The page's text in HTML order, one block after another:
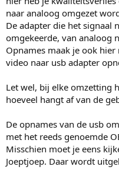
naar analoog omgezet
De adapter die het signaal
omgekeerde, van analoog
Opnames maak je ook
video naar usb adapter
Let wel, bij elke omzetting
hoeveel hangt af van de
De opnames van de usb
met het reeds genoemde
Misschien moet je eens
Joeptjoep. Daar wordt